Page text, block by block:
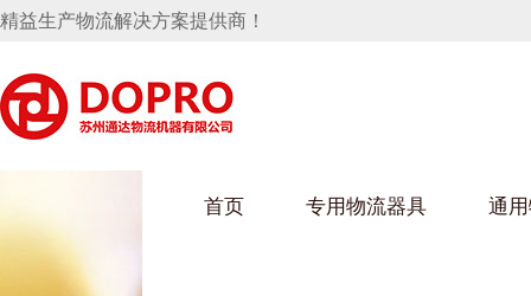
精益生产物流解决方案提供商！
首页 专用物流器具 通